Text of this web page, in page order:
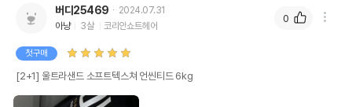
버디25469
2024.07.31
아냥
3살 코리안쇼트헤어
첫구매
[2+1] 울트라샌드 소프트텍스쳐 언씬티드 6kg
0